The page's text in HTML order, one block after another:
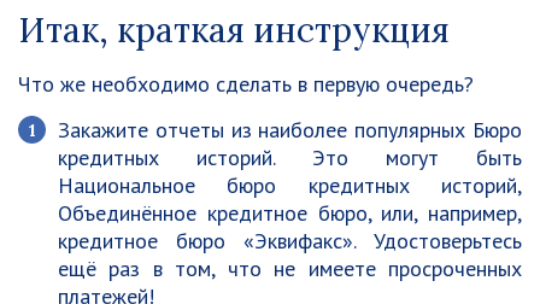
Итак, краткая инструкция
Что же необходимо сделать в первую очередь?
Закажите отчеты из наиболее популярных Бюро
кредитных историй. Это могут быть
Национальное бюро кредитных историй,
Объединённое кредитное бюро, или, например,
кредитное бюро «Эквифакс». Удостоверьтесь
ещё раз в том, что не имеете просроченных
платежей!